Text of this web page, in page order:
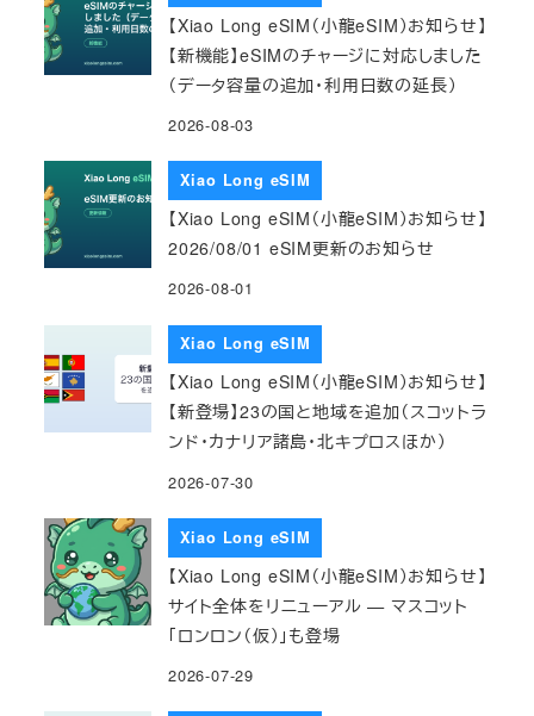
【Xiao Long eSIM（小龍eSIM）お知らせ】
【新機能】eSIMのチャージに対応しました
（データ容量の追加・利用日数の延長）
2026-08-03
Xiao Long eSIM
【Xiao Long eSIM（小龍eSIM）お知らせ】
2026/08/01 eSIM更新のお知らせ
2026-08-01
Xiao Long eSIM
【Xiao Long eSIM（小龍eSIM）お知らせ】
【新登場】23の国と地域を追加（スコットラ
ンド・カナリア諸島・北キプロスほか）
2026-07-30
Xiao Long eSIM
【Xiao Long eSIM（小龍eSIM）お知らせ】
サイト全体をリニューアル — マスコット
「ロンロン（仮）」も登場
2026-07-29